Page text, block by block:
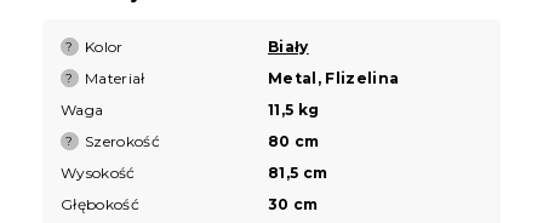
? Kolor Biały
? Materiał
Metal, Flizelina
Waga
11,5 kg
? Szerokość
80 cm
Wysokość
81,5 cm
Głębokość
30 cm